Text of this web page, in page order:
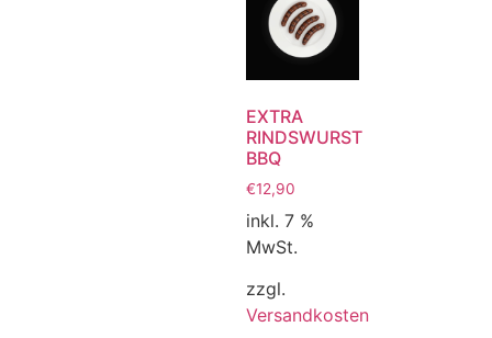
EXTRA
RINDSWURST
BBQ
€12,90
inkl. 7 %
MwSt.
zzgl.
Versandkosten